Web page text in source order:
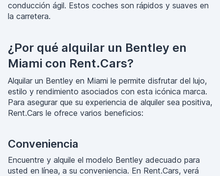
conducción ágil. Estos coches son rápidos y suaves en
la carretera.
¿Por qué alquilar un Bentley en
Miami con Rent.Cars?
Alquilar un Bentley en Miami le permite disfrutar del lujo,
estilo y rendimiento asociados con esta icónica marca.
Para asegurar que su experiencia de alquiler sea positiva,
Rent.Cars le ofrece varios beneficios:
Conveniencia
Encuentre y alquile el modelo Bentley adecuado para
usted en línea, a su conveniencia. En Rent.Cars, verá